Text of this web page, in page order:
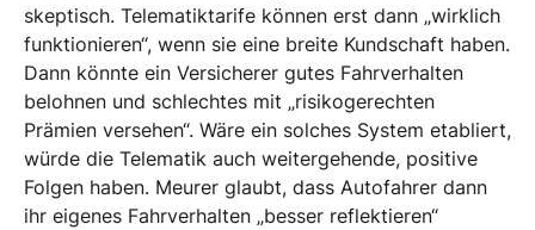
skeptisch. Telematiktarife können erst dann „wirklich
funktionieren“, wenn sie eine breite Kundschaft haben.
Dann könnte ein Versicherer gutes Fahrverhalten
belohnen und schlechtes mit „risikogerechten
Prämien versehen“. Wäre ein solches System etabliert,
würde die Telematik auch weitergehende, positive
Folgen haben. Meurer glaubt, dass Autofahrer dann
ihr eigenes Fahrverhalten „besser reflektieren“